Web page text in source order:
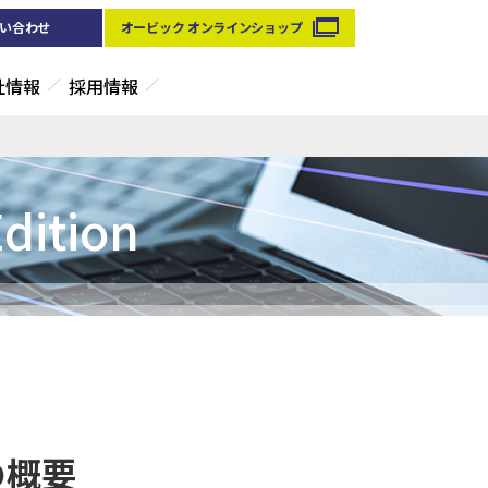
合わせ オービック オンラインショップ
情報 採用情報
要